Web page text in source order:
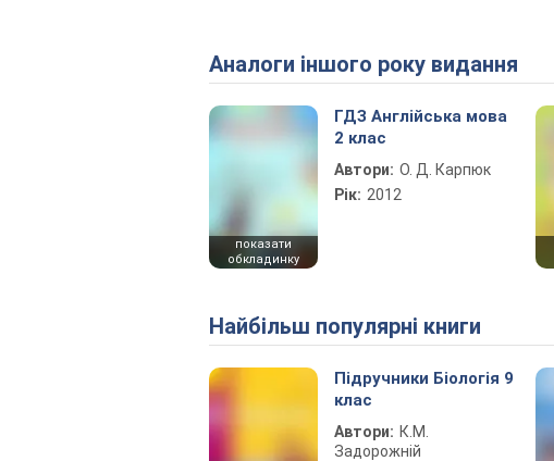
Аналоги іншого року видання
показати
обкладинку
ГДЗ Англійська мова
2 клас
Автори: О. Д. Карпюк
Рік: 2012
Найбільш популярні книги
Підручники Біологія 9
клас
Автори: К.М.
Задорожній